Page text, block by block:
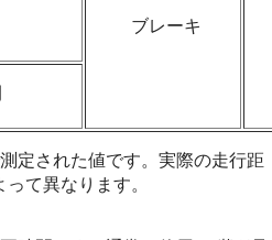
ブレーキ
定された値です。実際の走行距
て異なります。